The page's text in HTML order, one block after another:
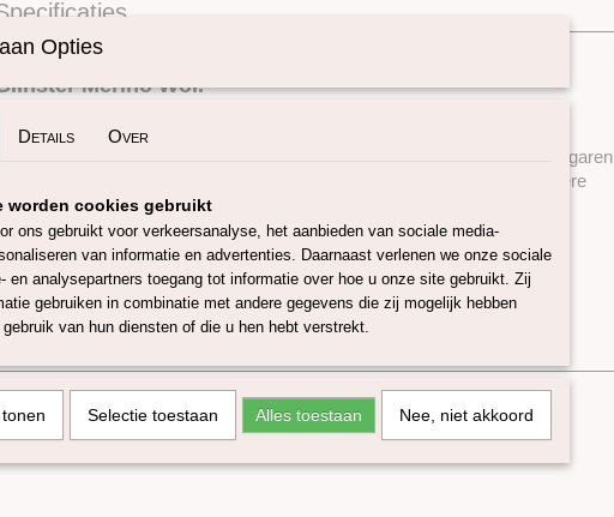
Merino Wol.
Deze mooie mix van 70% Merino wol 23 micron en 30% gekleurde Nylon garen
geeft een heel speciaal effect bij het spinnen, natvilten, naaldvilten en andere
kleur "sterrenhemel" bestaat uit zwart/pastel kleuren.
in bolletjes van 25 gram of 50 gram geleverd.
serie is ook voordelig te bestellen als set bestaande uit 10
Opties
Details Over
worden cookies gebruikt
ons gebruikt voor verkeersanalyse, het aanbieden van sociale media-
van informatie en advertenties. Daarnaast verlenen we onze sociale
en analysepartners toegang tot informatie over hoe u onze site gebruikt. Zij
gebruiken in combinatie met andere gegevens die zij mogelijk hebben
van hun diensten of die u hen hebt verstrekt.
Selectie toestaan Alles toestaan Nee, niet akkoord